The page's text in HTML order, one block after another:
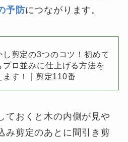
予防につながります。
し剪定の3つのコツ！初めて
プロ並みに仕上げる方法を
ます！ | 剪定110番
ておくと木の内側が見や
み剪定のあとに間引き剪